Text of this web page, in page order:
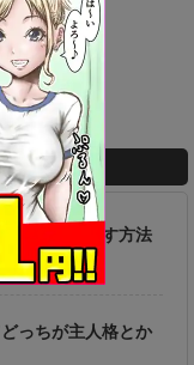
からやり直す方法
っちが主人格とか